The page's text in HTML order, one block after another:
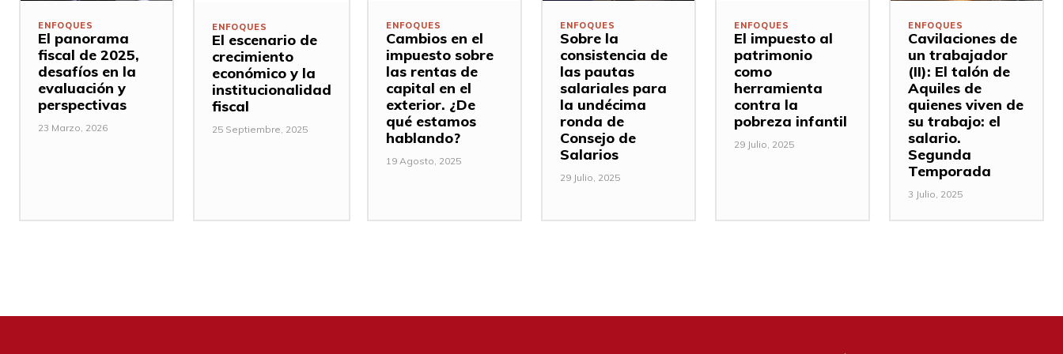
ENFOQUES
El panorama
fiscal de 2025,
desafíos en la
evaluación y
perspectivas
23 Marzo, 2026
ENFOQUES
El escenario de
crecimiento
económico y la
institucionalidad
fiscal
25 Septiembre, 2025
ENFOQUES
Cambios en el
impuesto sobre
las rentas de
capital en el
exterior. ¿De
qué estamos
hablando?
19 Agosto, 2025
ENFOQUES
Sobre la
consistencia de
las pautas
salariales para
la undécima
ronda de
Consejo de
Salarios
29 Julio, 2025
ENFOQUES
El impuesto al
patrimonio
como
herramienta
contra la
pobreza infantil
29 Julio, 2025
ENFOQUES
Cavilaciones de
un trabajador
(II): El talón de
Aquiles de
quienes viven de
su trabajo: el
salario.
Segunda
Temporada
3 Julio, 2025